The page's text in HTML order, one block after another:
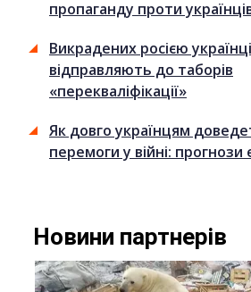
пропаганду проти
Викрадених росією
відправляють до таборів
«перекваліфікації»
Як довго українцям
перемоги у війні: прогнози